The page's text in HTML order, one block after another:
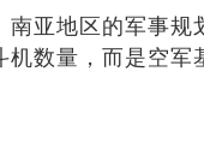
亚地区的军事
数量，而是空军